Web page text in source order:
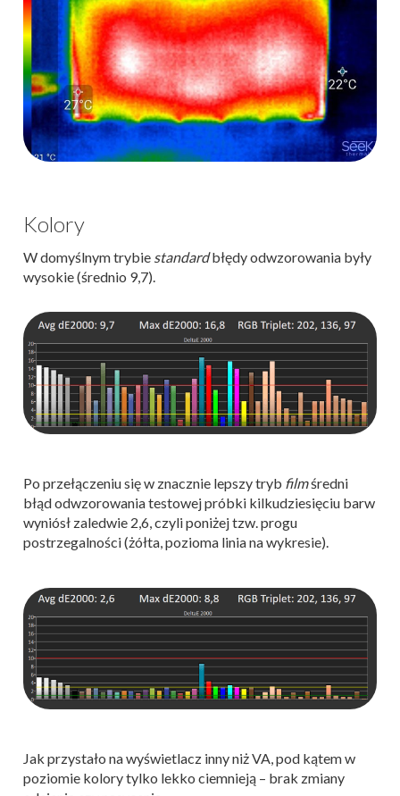
Kolory
W domyślnym trybie standardbłędy odwzorowania były
wysokie (średnio 9,7).
Po przełączeniu się w znacznie lepszy tryb filmśredni
błąd odwzorowania testowej próbki kilkudziesięciu barw
wyniósł zaledwie 2,6, czyli poniżej tzw. progu
postrzegalności (żółta, pozioma linia na wykresie).
Jak przystało na wyświetlacz inny niż VA, pod kątem w
poziomie kolory tylko lekko ciemnieją – brak zmiany